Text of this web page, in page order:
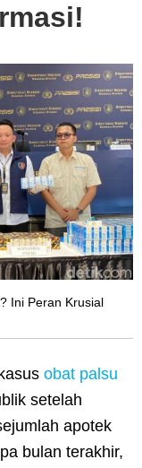
Ini Peran Krusial
obat palsu
setelah
apotek
bulan terakhir,